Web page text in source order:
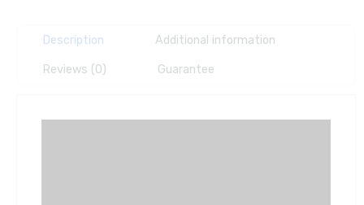
Description Additional information
Reviews (0) Guarantee